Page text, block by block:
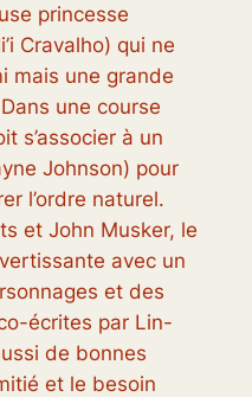
princesse
Cravalho) qui ne
mais une grande
une course
s’associer à un
Johnson) pour
l’ordre naturel.
et John Musker, le
avec un
et des
écrites par Lin-
de bonnes
et le besoin